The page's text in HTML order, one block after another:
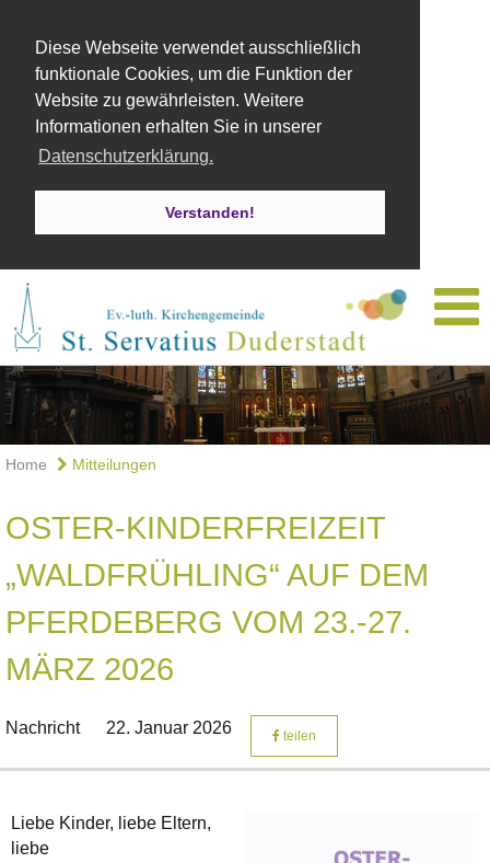
Diese Webseite verwendet ausschließlich
funktionale Cookies, um die Funktion der
Website zu gewährleisten. Weitere
Informationen erhalten Sie in unserer
Datenschutzerklärung.
Verstanden!
Home Mitteilungen
OSTER-KINDERFREIZEIT
„WALDFRÜHLING“ AUF DEM
PFERDEBERG VOM 23.-27.
MÄRZ 2026
Nachricht 22. Januar 2026 teilen
Liebe Kinder, liebe Eltern,
liebe